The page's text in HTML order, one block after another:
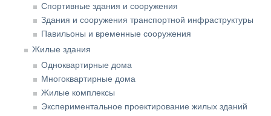
Спортивные здания и сооружения
Здания и сооружения транспортной инфраструктуры
Павильоны и временные сооружения
Жилые здания
Одноквартирные дома
Многоквартирные дома
Жилые комплексы
Экспериментальное проектирование жилых зданий